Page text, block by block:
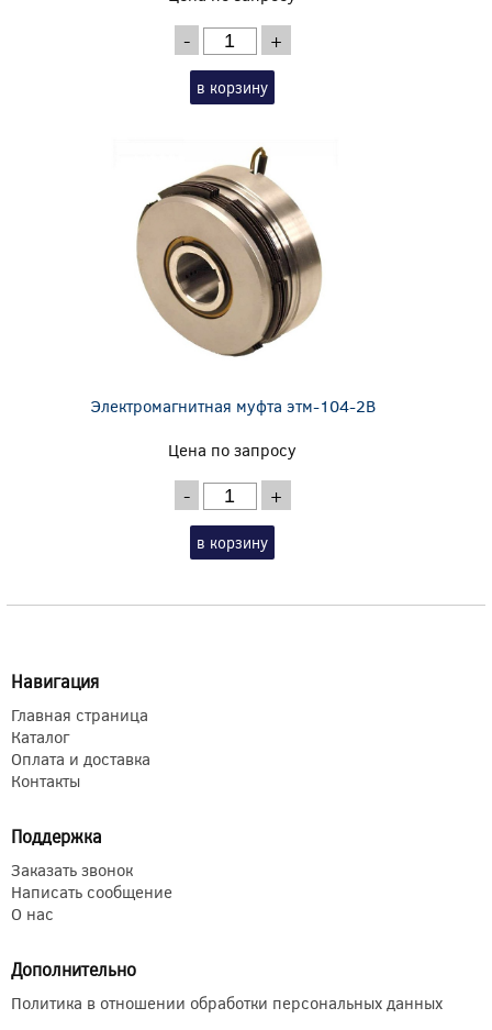
- +
в корзину
Электромагнитная муфта этм-104-2В
Цена по запросу
- +
в корзину
Навигация
Главная страница
Каталог
Оплата и доставка
Контакты
Поддержка
Заказать звонок
Написать сообщение
О нас
Дополнительно
Политика в отношении обработки персональных данных